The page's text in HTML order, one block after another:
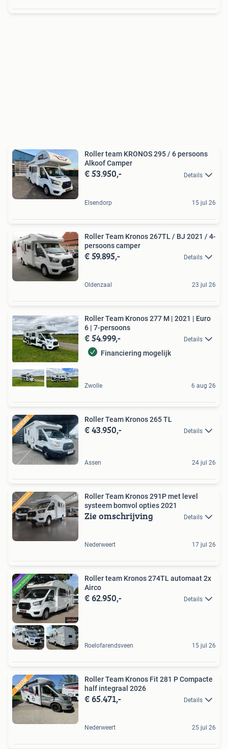
Roller team KRONOS 295 / 6 persoons
Alkoof Camper
€ 53.950,- Details
Elsendorp 15 jul 26
Roller Team Kronos 267TL / BJ 2021 / 4-
persoons camper
€ 59.895,- Details
Oldenzaal 23 jul 26
Roller Team Kronos 277 M | 2021 | Euro
6 | 7-persoons
€ 54.999,- Details
Financiering mogelijk
Zwolle 6 aug 26
Roller Team Kronos 265 TL
€ 43.950,- Details
Assen 24 jul 26
Roller Team Kronos 291P met level
systeem bomvol opties 2021
Zie omschrijving Details
Nederweert 17 jul 26
Roller team Kronos 274TL automaat 2x
Airco
€ 62.950,- Details
Roelofarendsveen 15 jul 26
Roller Team Kronos Fit 281 P Compacte
half integraal 2026
€ 65.471,- Details
Nederweert 25 jul 26